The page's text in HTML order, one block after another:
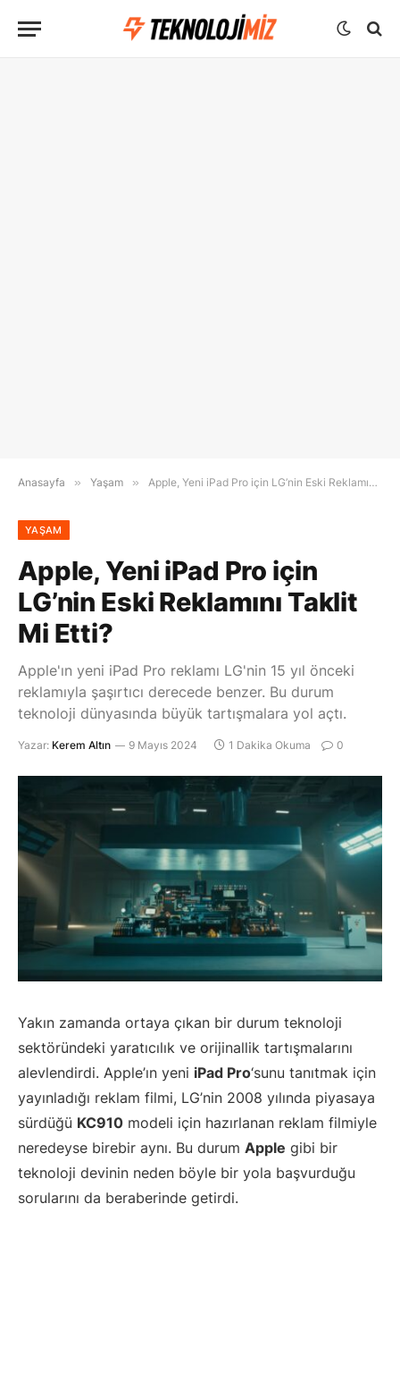
Anasayfa » Yaşam » Apple, Yeni iPad Pro için LG’nin Eski Reklamını Taklit Mi Etti?
YAŞAM
Apple, Yeni iPad Pro için
LG’nin Eski Reklamını Taklit
Mi Etti?
Apple'ın yeni iPad Pro reklamı LG'nin 15 yıl önceki
reklamıyla şaşırtıcı derecede benzer. Bu durum
teknoloji dünyasında büyük tartışmalara yol açtı.
Yazar: Kerem Altın 9 Mayıs 2024 1 Dakika Okuma 0
Yakın zamanda ortaya çıkan bir durum teknoloji
sektöründeki yaratıcılık ve orijinallik tartışmalarını
alevlendirdi. Apple’ın yeni iPad Pro‘sunu tanıtmak için
yayınladığı reklam filmi, LG’nin 2008 yılında piyasaya
sürdüğü KC910 modeli için hazırlanan reklam filmiyle
neredeyse birebir aynı. Bu durum Apple gibi bir
teknoloji devinin neden böyle bir yola başvurduğu
sorularını da beraberinde getirdi.